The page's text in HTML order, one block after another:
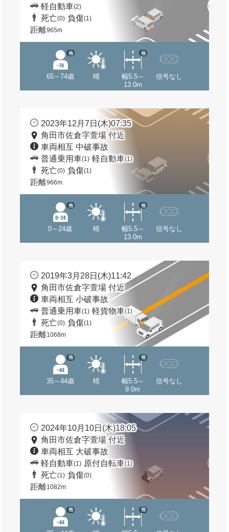
軽自動車(2)
死亡(0) 負傷(1)
距離965m
65～74歳
他
晴
幅5.5～
13.0m
他
信号なし
2023年12月7日(木)07:35
角田市佐倉字萱場 付近
車両相互 中破事故
普通乗用車(1) 軽自動車(1)
死亡(0) 負傷(1)
距離966m
0～24歳
他
晴
幅5.5～
13.0m
他
信号なし
2019年3月28日(木)11:42
角田市佐倉字萱場 付近
車両相互 小破事故
普通乗用車(1) 軽貨物車(1)
死亡(0) 負傷(1)
距離1068m
35～44歳
他
晴
幅5.5～
9.0m
他
信号なし
2024年10月10日(木)18:05
角田市佐倉字萱場 付近
車両相互 大破事故
軽自動車(1) 原付自転車(1)
死亡(1) 負傷(0)
距離1082m
他 他